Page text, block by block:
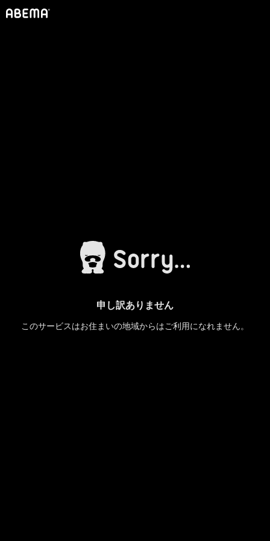
申し訳ありません
このサービスはお住まいの地域からはご利用になれません。